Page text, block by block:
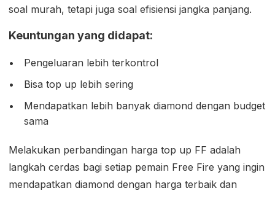
soal murah, tetapi juga soal efisiensi jangka panjang.
Keuntungan yang didapat:
Pengeluaran lebih terkontrol
Bisa top up lebih sering
Mendapatkan lebih banyak diamond dengan budget
sama
Melakukan perbandingan harga top up FF adalah
langkah cerdas bagi setiap pemain Free Fire yang ingin
mendapatkan diamond dengan harga terbaik dan